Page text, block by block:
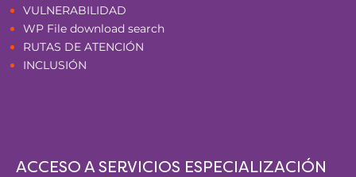
VULNERABILIDAD
WP File download search
RUTAS DE ATENCIÓN
INCLUSIÓN
ACCESO A SERVICIOS ESPECIALIZACIÓN